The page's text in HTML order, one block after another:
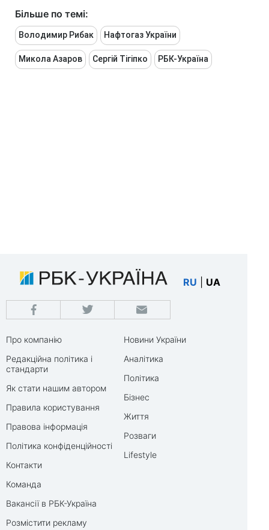
Більше по темі:
Володимир Рибак Нафтогаз України
Микола Азаров Сергій Тігіпко РБК-Україна
RU UA
Про компанію
Редакційна політика і
стандарти
Як стати нашим автором
Правила користування
Правова інформація
Політика конфіденційності
Контакти
Команда
Вакансії в РБК-Україна
Розмістити рекламу
Новини України
Аналітика
Політика
Бізнес
Життя
Розваги
Lifestyle